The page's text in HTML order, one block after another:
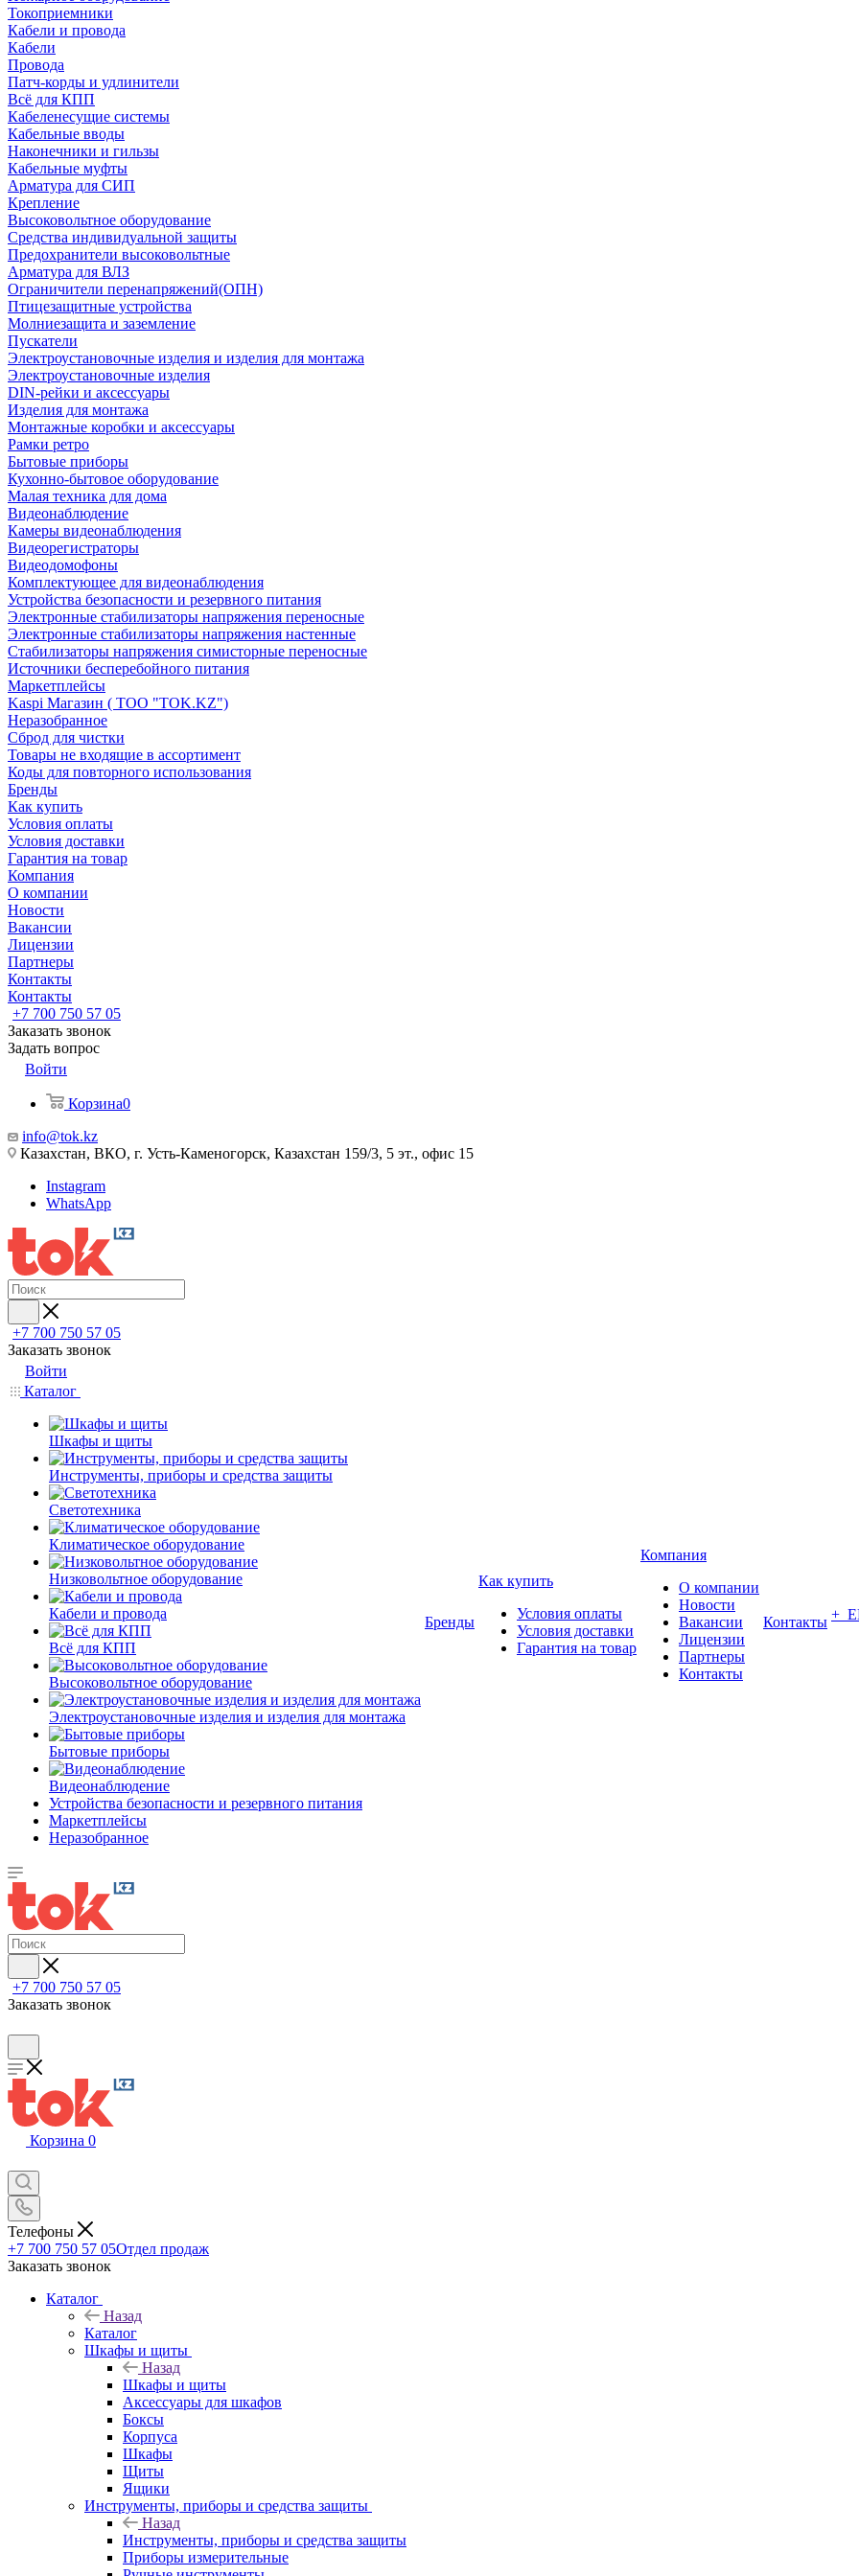
Токоприемники
Кабели и провода
Кабели
Провода
Патч-корды и удлинители
Всё для КПП
Кабеленесущие системы
Кабельные вводы
Наконечники и гильзы
Кабельные муфты
Арматура для СИП
Крепление
Высоковольтное оборудование
Средства индивидуальной защиты
Предохранители высоковольтные
Арматура для ВЛЗ
Ограничители перенапряжений(ОПН)
Птицезащитные устройства
Молниезащита и заземление
Пускатели
Электроустановочные изделия и изделия для монтажа
Электроустановочные изделия
DIN-рейки и аксессуары
Изделия для монтажа
Монтажные коробки и аксессуары
Рамки ретро
Бытовые приборы
Кухонно-бытовое оборудование
Малая техника для дома
Видеонаблюдение
Камеры видеонаблюдения
Видеорегистраторы
Видеодомофоны
Комплектующее для видеонаблюдения
Устройства безопасности и резервного питания
Электронные стабилизаторы напряжения переносные
Электронные стабилизаторы напряжения настенные
Стабилизаторы напряжения симисторные переносные
Источники бесперебойного питания
Маркетплейсы
Kaspi Магазин ( ТОО "TOK.KZ")
Неразобранное
Сброд для чистки
Товары не входящие в ассортимент
Коды для повторного использования
Бренды
Как купить
Условия оплаты
Условия доставки
Гарантия на товар
Компания
О компании
Новости
Вакансии
Лицензии
Партнеры
Контакты
Контакты
+7 700 750 57 05
Заказать звонок
Задать вопрос
Войти
Корзина0
info@tok.kz
Казахстан, ВКО, г. Усть-Каменогорск, Казахстан 159/3, 5 эт., офис 15
Instagram
WhatsApp
+7 700 750 57 05
Заказать звонок
Войти
Каталог
Шкафы и щиты
Инструменты, приборы и средства защиты
Светотехника
Климатическое оборудование
Низковольтное оборудование
Кабели и провода
Всё для КПП
Высоковольтное оборудование
Электроустановочные изделия и изделия для монтажа
Бытовые приборы
Видеонаблюдение
Устройства безопасности и резервного питания
Маркетплейсы
Неразобранное
Бренды
Как купить
Условия оплаты
Условия доставки
Гарантия на товар
Компания
О компании
Новости
Вакансии
Лицензии
Партнеры
Контакты
Контакты +
+7 700 750 57 05
Заказать звонок
Корзина 0
Телефоны
+7 700 750 57 05Отдел продаж
Заказать звонок
Каталог
Назад
Каталог
Шкафы и щиты
Назад
Шкафы и щиты
Аксессуары для шкафов
Боксы
Корпуса
Шкафы
Щиты
Ящики
Инструменты, приборы и средства защиты
Назад
Инструменты, приборы и средства защиты
Приборы измерительные